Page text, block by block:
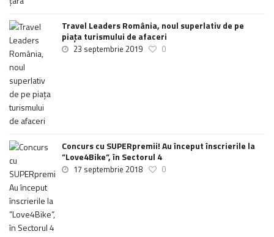
Travel Leaders România, noul superlativ de pe
piața turismului de afaceri
23 septembrie 2019 0
Concurs cu SUPERpremii! Au început înscrierile la
”Love4Bike”, în Sectorul 4
17 septembrie 2018 0